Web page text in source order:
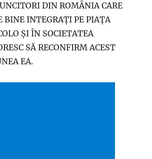
DIN ROMÂNIA CARE
BINE INTEGRAŢI PE PIAŢA
ŞI ÎN SOCIETATEA
SĂ RECONFIRM ACEST
EA.